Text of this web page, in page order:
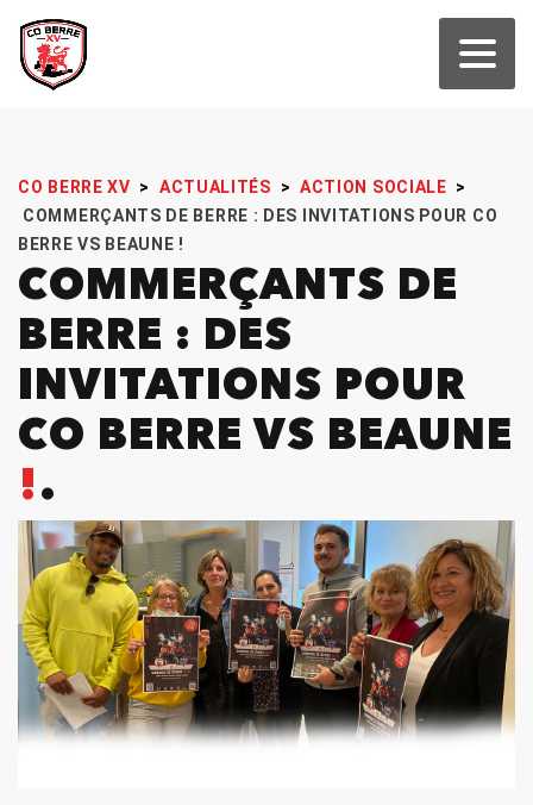
CO BERRE XV > ACTUALITÉS > ACTION SOCIALE >
COMMERÇANTS DE BERRE : DES INVITATIONS POUR CO
BERRE VS BEAUNE !
COMMERÇANTS DE
BERRE : DES
INVITATIONS POUR
CO BERRE VS BEAUNE
!